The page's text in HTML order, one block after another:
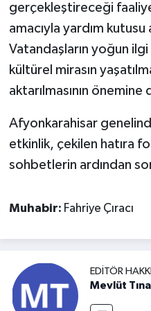
gerçekleştireceği
amacıyla yardım kutusu
Vatandaşların yoğun
kültürel mirasın
aktarılmasının
Afyonkarahisar
etkinlik, çekilen hatıra
sohbetlerin ardından
Muhabir: Fahriye Çıracı
EDITÖR
Mevlüt